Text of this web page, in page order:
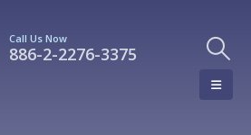
Call Us Now
886-2-2276-3375